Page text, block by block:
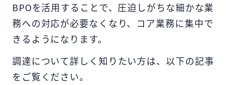
BPOを活用することで、圧迫しがちな細かな業
務への対応が必要なくなり、コア業務に集中で
きるようになります。
調達について詳しく知りたい方は、以下の記事
をご覧ください。